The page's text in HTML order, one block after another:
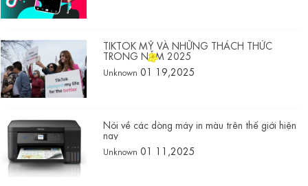
TIKTOK MỸ VÀ NHỮNG THÁCH THỨC
TRONG NĂM 2025
Unknown 01 19,2025
Nói về các dòng máy in màu trên thế giới hiện
nay
Unknown 01 11,2025